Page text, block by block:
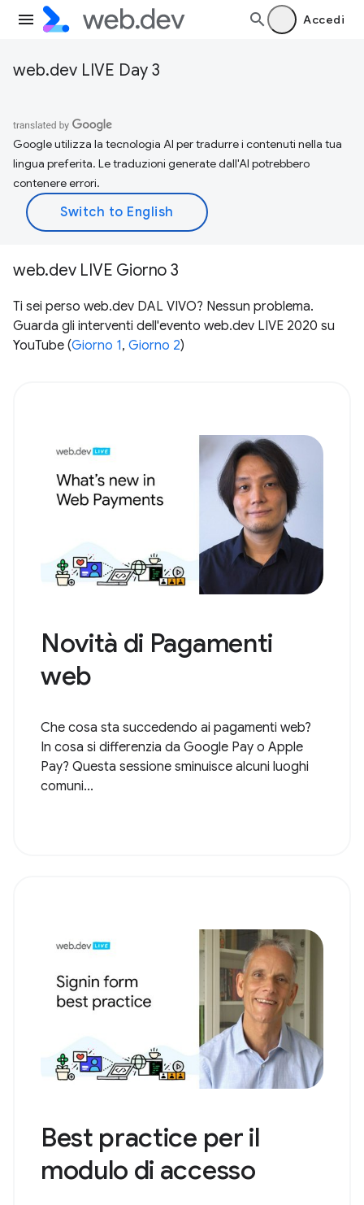
Accedi
web.dev LIVE Day 3
Google utilizza la tecnologia AI per tradurre i contenuti nella tua
lingua preferita. Le traduzioni generate dall'AI potrebbero
contenere errori.
web.dev LIVE Giorno 3
Ti sei perso web.dev DAL VIVO? Nessun problema.
Guarda gli interventi dell'evento web.dev LIVE 2020 su
YouTube (Giorno 1, Giorno 2)
Novità di Pagamenti
web
Che cosa sta succedendo ai pagamenti web?
In cosa si differenzia da Google Pay o Apple
Pay? Questa sessione sminuisce alcuni luoghi
comuni...
Best practice per il
modulo di accesso